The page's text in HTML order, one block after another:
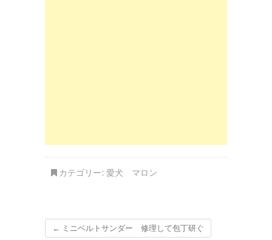
カテゴリー: 愛犬 マロン
← ミニベルトサンダー 修理して包丁研ぐ